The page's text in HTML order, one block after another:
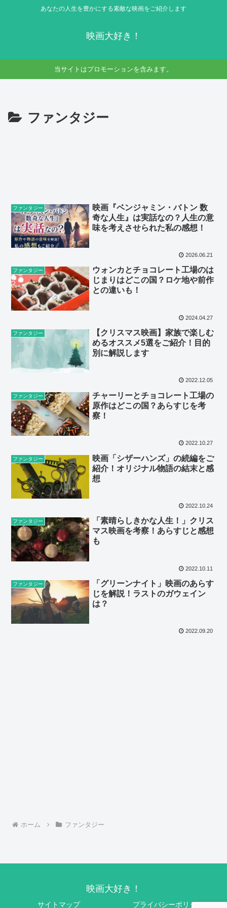
あなたの人生を豊かにする素敵な映画をご紹介します
映画大好き！
当サイトはプロモーションを含みます。
ファンタジー
ファンタジー
映画『ベンジャミン・バトン 数
奇な人生』は実話なの？人生の意
味を考えさせられた私の感想！
2026.06.21
ファンタジー
ウォンカとチョコレート工場のは
じまりはどこの国？ロケ地や前作
との違いも！
2024.04.27
ファンタジー
【クリスマス映画】家族で楽しむ
めるオススメ5選をご紹介！目的
別に解説します
2022.12.05
ファンタジー
チャーリーとチョコレート工場の
原作はどこの国？あらすじを考
察！
2022.10.27
ファンタジー
映画「シザーハンズ」の続編をご
紹介！オリジナル物語の結末と感
想
2022.10.24
ファンタジー
「素晴らしきかな人生！」クリス
マス映画を考察！あらすじと感想
も
2022.10.11
ファンタジー
「グリーンナイト」映画のあらす
じを解説！ラストのガウェイン
は？
2022.09.20
ホーム ファンタジー
映画大好き！
サイトマップ プライバシーポリシー